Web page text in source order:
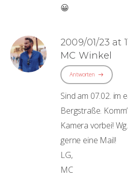
😀
2009/01/23 at
MC Winkel
Antworten
Sind am 07.02. im
Bergstraße.
Kamera vorbei!
gerne eine Mail!
LG,
MC